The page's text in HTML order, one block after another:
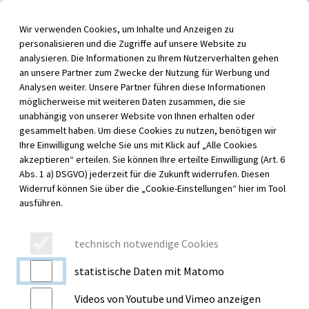
Menü für barrierefreie Funktionen aufrufen
NEWS
AKTUELLE MELDUNGEN
News suchen
Wir verwenden Cookies, um Inhalte und Anzeigen zu
personalisieren und die Zugriffe auf unsere Website zu
analysieren. Die Informationen zu Ihrem Nutzerverhalten gehen
an unsere Partner zum Zwecke der Nutzung für Werbung und
Analysen weiter. Unsere Partner führen diese Informationen
möglicherweise mit weiteren Daten zusammen, die sie
unabhängig von unserer Website von Ihnen erhalten oder
gesammelt haben. Um diese Cookies zu nutzen, benötigen wir
Ihre Einwilligung welche Sie uns mit Klick auf „Alle Cookies
akzeptieren“ erteilen. Sie können Ihre erteilte Einwilligung (Art. 6
Abs. 1 a) DSGVO) jederzeit für die Zukunft widerrufen. Diesen
Widerruf können Sie über die „Cookie-Einstellungen“ hier im Tool
ausführen.
technisch notwendige Cookies
statistische Daten mit Matomo
Videos von Youtube und Vimeo anzeigen